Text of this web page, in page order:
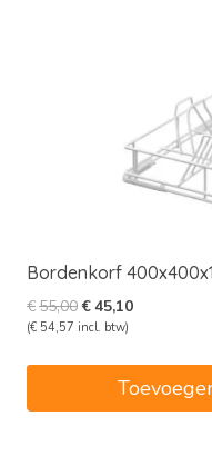
Bordenkorf
€55,00Oorspronkelijke
prijs
€55,00.
€45,10Huidige
(€ 54,57 incl. btw)